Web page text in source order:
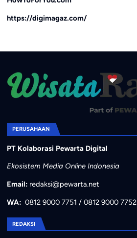
https://digimagaz.com/
PERUSAHAAN
PT Kolaborasi Pewarta Digital
Ekosistem Media Online Indonesia
Email: redaksi@pewarta.net
WA: 0812 9000 7751 / 0812 9000 7752
REDAKSI